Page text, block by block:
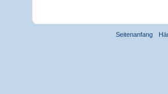
Seitenanfang